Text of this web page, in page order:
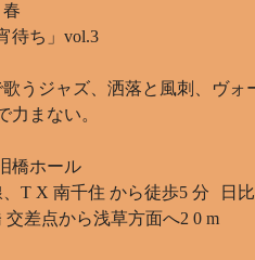
春
待ち」vol.3
うジャズ、洒落と風刺、ヴォ
力まない。
橋ホール
T X 南千住 から徒歩5 分 日
差点から浅草方面へ2 0 m